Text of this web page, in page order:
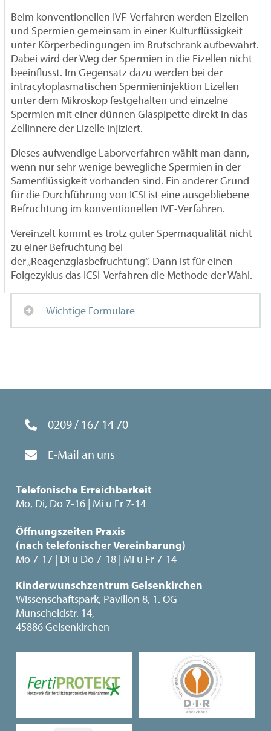
Wichtige Formulare
Beim konventionellen IVF-Verfahren werden Eizellen
und Spermien gemeinsam in einer Kulturflüssigkeit
unter Körperbedingungen im Brutschrank aufbewahrt.
Dabei wird der Weg der Spermien in die Eizellen nicht
beeinflusst. Im Gegensatz dazu werden bei der
intracytoplasmatischen Spermieninjektion Eizellen
unter dem Mikroskop festgehalten und einzelne
Spermien mit einer dünnen Glaspipette direkt in das
Zellinnere der Eizelle injiziert.
Dieses aufwendige Laborverfahren wählt man dann,
wenn nur sehr wenige bewegliche Spermien in der
Samenflüssigkeit vorhanden sind. Ein anderer Grund
für die Durchführung von ICSI ist eine ausgebliebene
Befruchtung im konventionellen IVF-Verfahren.
Vereinzelt kommt es trotz guter Spermaqualität nicht
zu einer Befruchtung bei
der „Reagenzglasbefruchtung“. Dann ist für einen
Folgezyklus das ICSI-Verfahren die Methode der Wahl.
0209 / 167 14 70
E-Mail an uns
Telefonische Erreichbarkeit
Mo, Di, Do 7-16 | Mi u Fr 7-14
Öffnungszeiten Praxis
(nach telefonischer Vereinbarung)
Mo 7-17 | Di u Do 7-18 | Mi u Fr 7-14
Kinderwunschzentrum Gelsenkirchen
Wissenschaftspark, Pavillon 8, 1. OG
Munscheidstr. 14,
45886 Gelsenkirchen